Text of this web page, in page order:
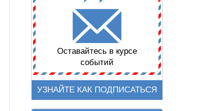
Оставайтесь в курсе
событий
УЗНАЙТЕ КАК ПОДПИСАТЬСЯ